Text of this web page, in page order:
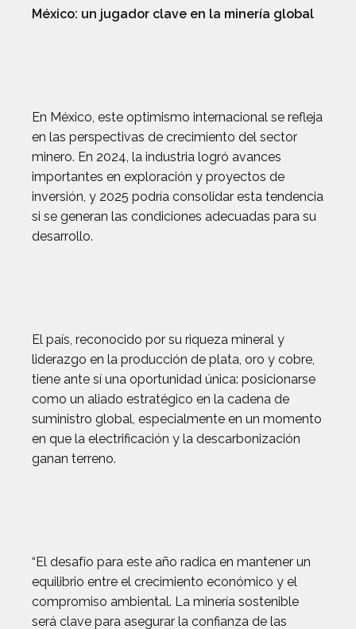
México: un jugador clave en la minería global
En México, este optimismo internacional se refleja
en las perspectivas de crecimiento del sector
minero. En 2024, la industria logró avances
importantes en exploración y proyectos de
inversión, y 2025 podría consolidar esta tendencia
si se generan las condiciones adecuadas para su
desarrollo.
El país, reconocido por su riqueza mineral y
liderazgo en la producción de plata, oro y cobre,
tiene ante sí una oportunidad única: posicionarse
como un aliado estratégico en la cadena de
suministro global, especialmente en un momento
en que la electrificación y la descarbonización
ganan terreno.
“El desafío para este año radica en mantener un
equilibrio entre el crecimiento económico y el
compromiso ambiental. La minería sostenible
será clave para asegurar la confianza de las